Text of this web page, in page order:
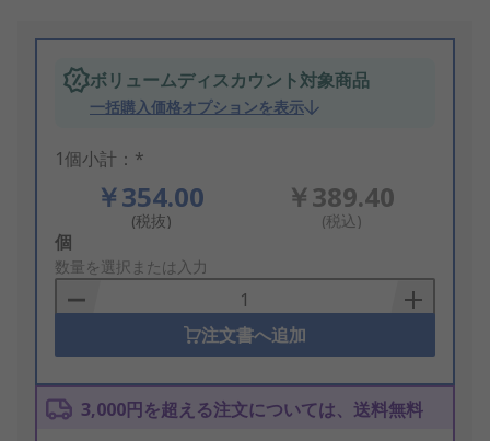
ボリュームディスカウント対象商品
一括購入価格オプションを表示
1個小計：*
￥354.00
(税抜)
￥389.40
(税込)
Add
to
Basket
個
数量を選択または入力
注文書へ追加
3,000円を超える注文については、送料無料